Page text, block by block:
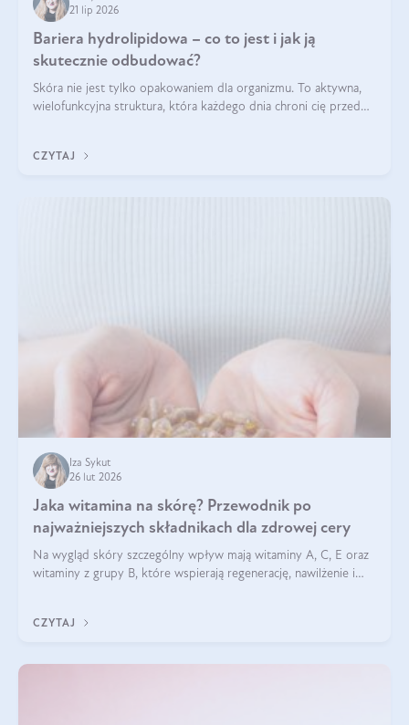
21 lip 2026
Bariera hydrolipidowa – co to jest i jak ją
skutecznie odbudować?
Skóra nie jest tylko opakowaniem dla organizmu. To aktywna,
wielofunkcyjna struktura, która każdego dnia chroni cię przed
bariera hydrolipidowa.
CZYTAJ
Iza Sykut
26 lut 2026
Jaka witamina na skórę? Przewodnik po
najważniejszych składnikach dla zdrowej cery
Na wygląd skóry szczególny wpływ mają witaminy A, C, E oraz
witaminy z grupy B, które wspierają regenerację, nawilżenie i
CZYTAJ